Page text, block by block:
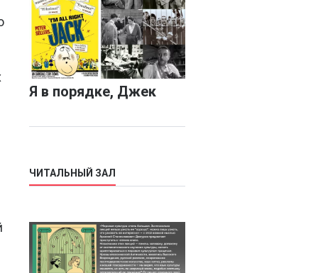
Я в порядке, Джек
ЧИТАЛЬНЫЙ ЗАЛ